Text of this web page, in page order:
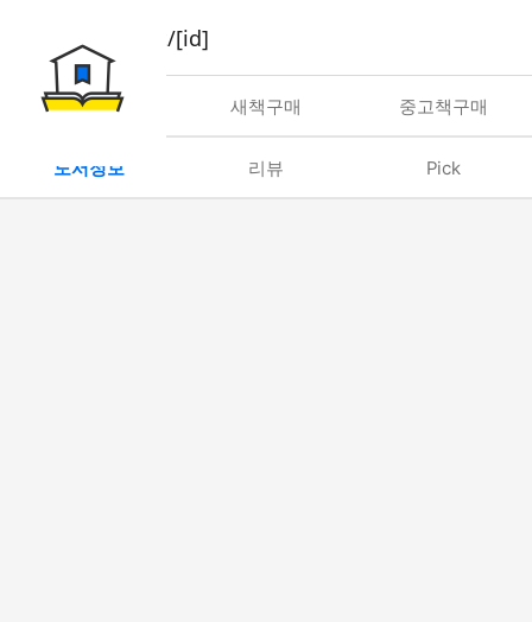
book/rent/[id]
대여 새책구매 중고책구매
도서정보 리뷰 Pick